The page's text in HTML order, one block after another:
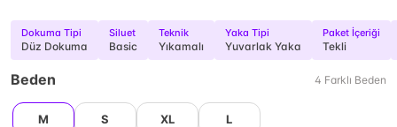
Dokuma Tipi
Düz Dokuma
Siluet
Basic
Teknik
Yıkamalı
Yaka Tipi
Yuvarlak Yaka
Paket İçeriği
Tekli
Beden 4 Farklı Beden
M S XL L